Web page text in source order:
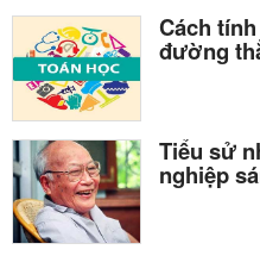
Cách
đường
Tiểu sử
nghiệp